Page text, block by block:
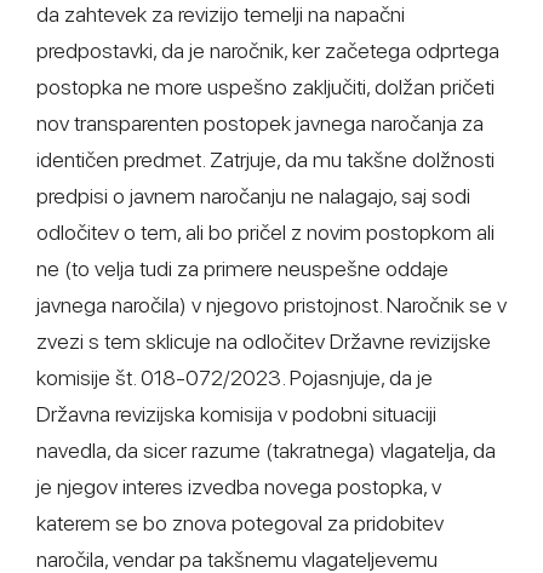
da zahtevek za revizijo temelji na napačni
predpostavki, da je naročnik, ker začetega odprtega
postopka ne more uspešno zaključiti, dolžan pričeti
nov transparenten postopek javnega naročanja za
identičen predmet. Zatrjuje, da mu takšne dolžnosti
predpisi o javnem naročanju ne nalagajo, saj sodi
odločitev o tem, ali bo pričel z novim postopkom ali
ne (to velja tudi za primere neuspešne oddaje
javnega naročila) v njegovo pristojnost. Naročnik se v
zvezi s tem sklicuje na odločitev Državne revizijske
komisije št. 018-072/2023. Pojasnjuje, da je
Državna revizijska komisija v podobni situaciji
navedla, da sicer razume (takratnega) vlagatelja, da
je njegov interes izvedba novega postopka, v
katerem se bo znova potegoval za pridobitev
naročila, vendar pa takšnemu vlagateljevemu